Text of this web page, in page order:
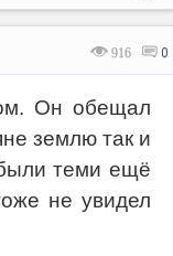
916 0
Он обещал
землю так и
теми ещё
не увидел